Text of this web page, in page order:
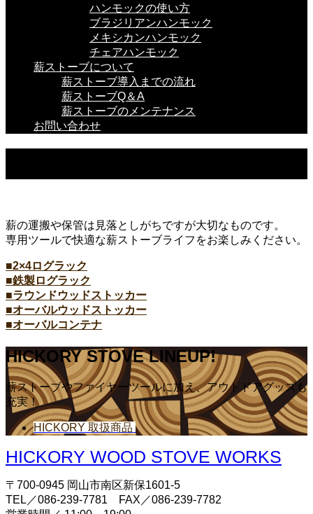
ハンモックの使い方
ブラジリアンハンモック
メキシカンハンモック
チェアハンモック
薪ストーブについて
薪ストーブ導入までの流れ
薪ストーブQ＆A
薪ストーブのメンテナンス
お問い合わせ
薪の運搬や保管は見落としがちですが大切なものです。
専用ツールで快適な薪ストーブライフをお楽しみください。
■2×4ログラック
■鉄製ログラック
■ラウンドウッドストッカー
■オーバルウッドストッカー
■オーバルコンテナ
HICKORY STOVE LINEUP!
薪ストーブやファイヤーツールに加え、アウトドアグッズも
充実！
HICKORY 取扱商品
HICKORY WOOD STOVE WORKS
〒700-0945 岡山市南区新保1601-5
TEL／086-239-7781 FAX／086-239-7782